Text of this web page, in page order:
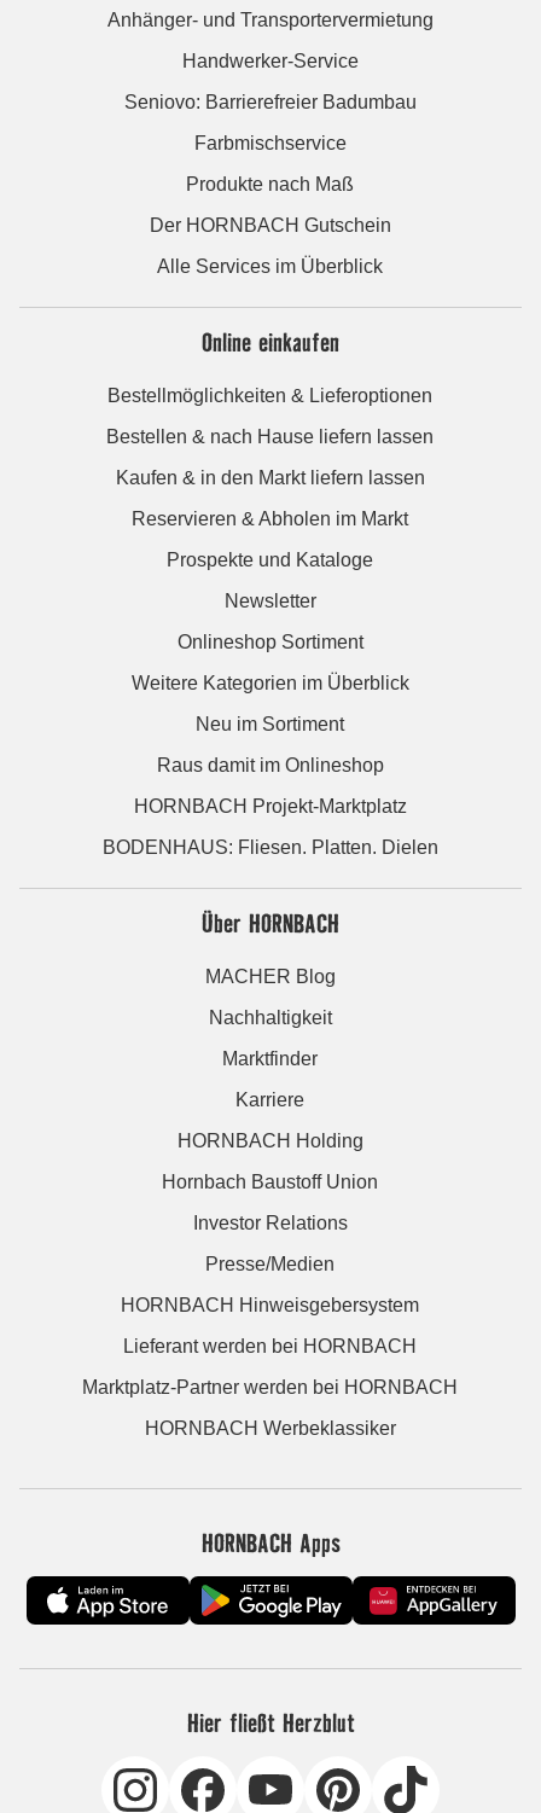
Anhänger- und Transportervermietung
Handwerker-Service
Seniovo: Barrierefreier Badumbau
Farbmischservice
Produkte nach Maß
Der HORNBACH Gutschein
Alle Services im Überblick
Online einkaufen
Bestellmöglichkeiten & Lieferoptionen
Bestellen & nach Hause liefern lassen
Kaufen & in den Markt liefern lassen
Reservieren & Abholen im Markt
Prospekte und Kataloge
Newsletter
Onlineshop Sortiment
Weitere Kategorien im Überblick
Neu im Sortiment
Raus damit im Onlineshop
HORNBACH Projekt-Marktplatz
BODENHAUS: Fliesen. Platten. Dielen
Über HORNBACH
MACHER Blog
Nachhaltigkeit
Marktfinder
Karriere
HORNBACH Holding
Hornbach Baustoff Union
Investor Relations
Presse/Medien
HORNBACH Hinweisgebersystem
Lieferant werden bei HORNBACH
Marktplatz-Partner werden bei HORNBACH
HORNBACH Werbeklassiker
HORNBACH Apps
Hier fließt Herzblut